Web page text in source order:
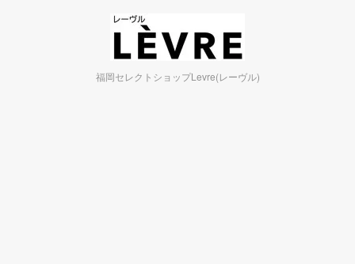
福岡セレクトショップLevre(レーヴル)